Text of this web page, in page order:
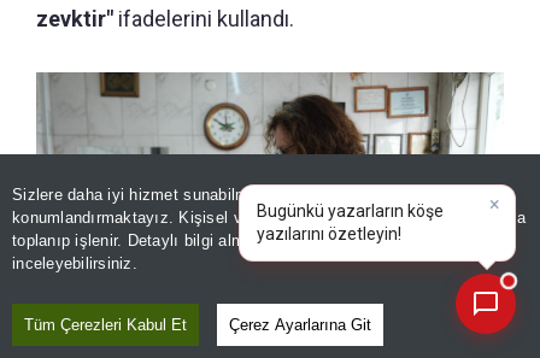
Sizlere daha iyi hizmet sunabilmek adına sitemizde
konumlandırmaktayız. Kişisel verileriniz, KVKK ve GDPR kapsamında
toplanıp işlenir. Detaylı bilgi almak içinAydınlatma Metnimizi
inceleyebilirsiniz.
Tüm Çerezleri Kabul Et Çerez Ayarlarına Git
zevktir" ifadelerini kullandı.
Bug